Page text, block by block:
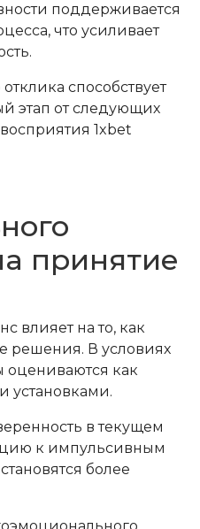
поддерживается
что усиливает
способствует
этап от следующих
1xbet
принятие
влияет на то, как
решения. В условиях
оцениваются как
установками.
в текущем
к импульсивным
более